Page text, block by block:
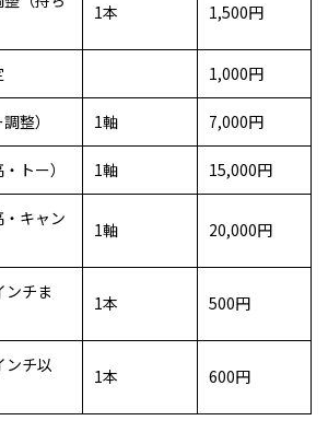
1本 1,500円
1,000円
整） 1軸 7,000円
トー） 1軸 15,000円
キャン
1軸 20,000円
ンチま
1本 500円
ンチ以
1本 600円